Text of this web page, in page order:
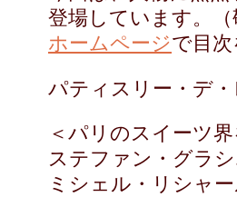
登場しています。（
ホームページで目
パティスリー・デ
＜パリのスイーツ
ステファン・グラ
ミシェル・リシャ